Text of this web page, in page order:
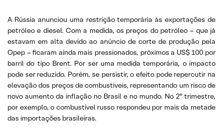
A Rússia anunciou uma restrição temporária às exportações de
petróleo e diesel. Com a medida, os preços do petróleo – que já
estavam em alta devido ao anúncio de corte de produção pela
Opep – ficaram ainda mais pressionados, próximos a US$ 100 por
barril do tipo Brent. Por ser uma medida temporária, o impacto
pode ser reduzido. Porém, se persistir, o efeito pode repercutir na
elevação dos preços de combustíveis, representando um risco de
novo aumento da inflação no Brasil e no mundo. No 2º trimestre,
por exemplo, o combustível russo respondeu por mais da metade
das importações brasileiras.